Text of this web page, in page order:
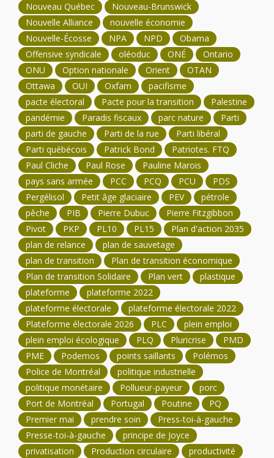
Nouveau Québec
Nouveau-Brunswick
Nouvelle Alliance
nouvelle économie
Nouvelle-Écosse
NPA NPD
Obama
Offensive syndicale
oléoduc ONÉ
Ontario
ONU
Option nationale Orient
OTAN
Ottawa
OUI Oxfam
pacifisme
pacte électoral
Pacte pour la transition
Palestine
pandémie
Paradis fiscaux parc nature
Parti
parti de gauche
Parti de la rue
Parti libéral
Parti québécois
Patrick Bond
Patriotes. FTQ
Paul Cliche
Paul Rose
Pauline Marois
pays sans armée
PCC PCQ PCU
PDS
Pergélisol
Petit âge glaciaire PEV
pétrole
pêche
PIB Pierre Dubuc
Pierre Fitzgibbon
Pivot
PKP PL10 PL15
Plan d'action 2035
plan de relance
plan de sauvetage
plan de transition
Plan de transition économique
Plan de transition Solidaire
Plan vert
plastique
plateforme
plateforme 2022
plateforme électorale
plateforme électorale 2022
Plateforme électorale 2026
PLC
plein emploi
plein emploi écologique
PLQ Pluricrise
PMD
PME
Podemos points saillants
Polémos
Police de Montréal
politique industrielle
politique monétaire
Pollueur-payeur
porc
Port de Montréal
Portugal Poutine
PQ
Premier mai
prendre soin
Press-toi-à-gauche
Presse-toi-à-gauche
principe de Joyce
privatisation
Production circulaire
productivité